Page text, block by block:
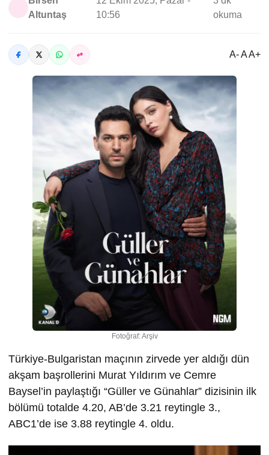
Altuntaş
10:56
okuma
A- A A+
Fotoğraf: Arşiv
Türkiye-Bulgaristan maçının zirvede yer aldığı dün
akşam başrollerini Murat Yıldırım ve Cemre
Baysel’in paylaştığı “Güller ve Günahlar” dizisinin ilk
bölümü totalde 4.20, AB’de 3.21 reytingle 3.,
ABC1’de ise 3.88 reytingle 4. oldu.